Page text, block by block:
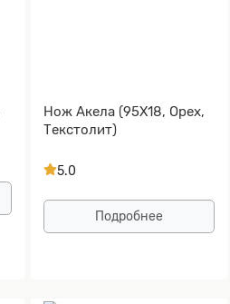
Нож Акела (95Х18, Орех,
Текстолит)
5.0
Подробнее